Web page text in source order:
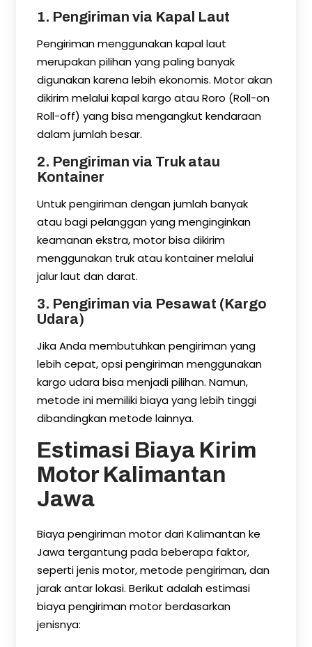
1. Pengiriman via Kapal Laut
Pengiriman menggunakan kapal laut
merupakan pilihan yang paling banyak
digunakan karena lebih ekonomis. Motor akan
dikirim melalui kapal kargo atau Roro (Roll-on
Roll-off) yang bisa mengangkut kendaraan
dalam jumlah besar.
2. Pengiriman via Truk atau
Kontainer
Untuk pengiriman dengan jumlah banyak
atau bagi pelanggan yang menginginkan
keamanan ekstra, motor bisa dikirim
menggunakan truk atau kontainer melalui
jalur laut dan darat.
3. Pengiriman via Pesawat (Kargo
Udara)
Jika Anda membutuhkan pengiriman yang
lebih cepat, opsi pengiriman menggunakan
kargo udara bisa menjadi pilihan. Namun,
metode ini memiliki biaya yang lebih tinggi
dibandingkan metode lainnya.
Estimasi Biaya Kirim
Motor Kalimantan
Jawa
Biaya pengiriman motor dari Kalimantan ke
Jawa tergantung pada beberapa faktor,
seperti jenis motor, metode pengiriman, dan
jarak antar lokasi. Berikut adalah estimasi
biaya pengiriman motor berdasarkan
jenisnya: